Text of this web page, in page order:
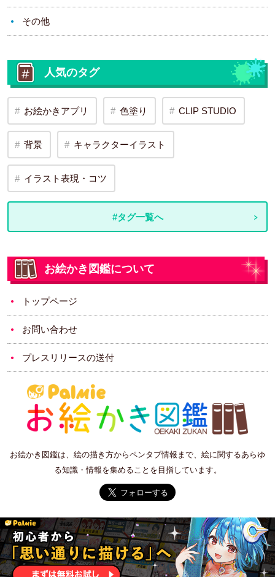
その他
人気のタグ
お絵かきアプリ 色塗り CLIP STUDIO
背景 キャラクターイラスト
イラスト表現・コツ
#タグ一覧へ
お絵かき図鑑について
トップページ
お問い合わせ
プレスリリースの送付
お絵かき図鑑は、絵の描き方からペンタブ情報まで、絵に関するあらゆ
る知識・情報を集めることを目指しています。